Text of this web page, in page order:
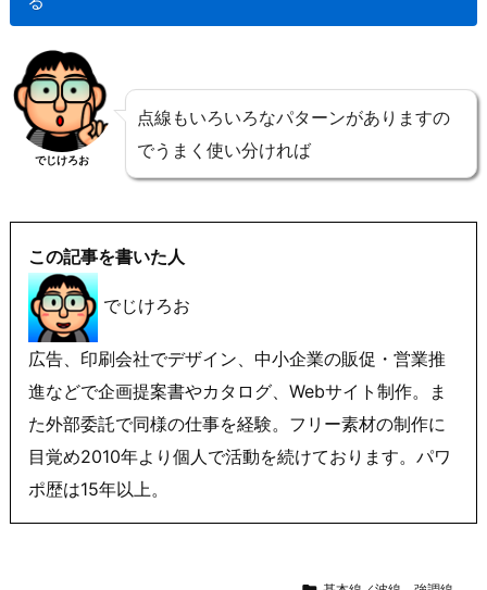
でじけろお
点線もいろいろなパターンがありますの
でうまく使い分ければ
この記事を書いた人
でじけろお
広告、印刷会社でデザイン、中小企業の販促・営業推
進などで企画提案書やカタログ、Webサイト制作。ま
た外部委託で同様の仕事を経験。フリー素材の制作に
目覚め2010年より個人で活動を続けております。パワ
ポ歴は15年以上。